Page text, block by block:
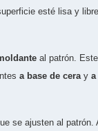
esté lisa y
al patrón.
a base de cera y a
se ajusten al patrón.